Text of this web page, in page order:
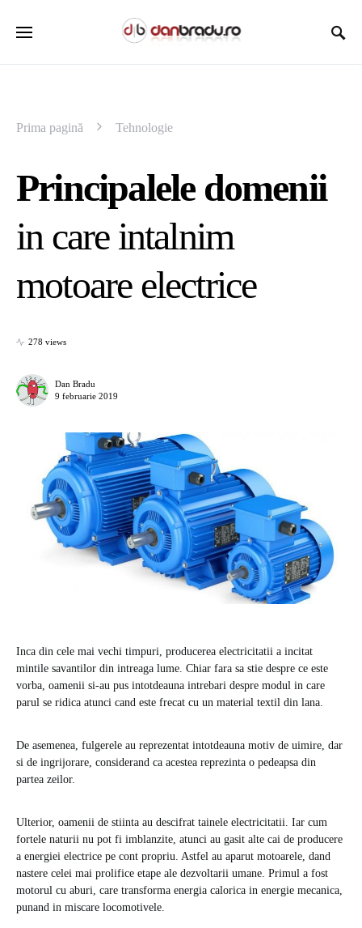
Prima pagină Tehnologie
Principalele domenii
in care intalnim
motoare electrice
278 views
Dan Bradu
9 februarie 2019
Inca din cele mai vechi timpuri, producerea electricitatii a incitat
mintile savantilor din intreaga lume. Chiar fara sa stie despre ce este
vorba, oamenii si-au pus intotdeauna intrebari despre modul in care
parul se ridica atunci cand este frecat cu un material textil din lana.
De asemenea, fulgerele au reprezentat intotdeauna motiv de uimire, dar
si de ingrijorare, considerand ca acestea reprezinta o pedeapsa din
partea zeilor.
Ulterior, oamenii de stiinta au descifrat tainele electricitatii. Iar cum
fortele naturii nu pot fi imblanzite, atunci au gasit alte cai de producere
a energiei electrice pe cont propriu. Astfel au aparut motoarele, dand
nastere celei mai prolifice etape ale dezvoltarii umane. Primul a fost
motorul cu aburi, care transforma energia calorica in energie mecanica,
punand in miscare locomotivele.